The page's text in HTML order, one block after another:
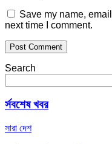
Save my name,
next time I comment.
Search
র্সবশেষ খবর
সারা দেশ